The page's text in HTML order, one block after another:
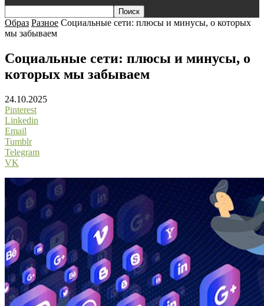
Образ Разное Социальные сети: плюсы и минусы, о которых
мы забываем
Социальные сети: плюсы и минусы, о
которых мы забываем
24.10.2025
Pinterest
Linkedin
Email
Tumblr
Telegram
VK